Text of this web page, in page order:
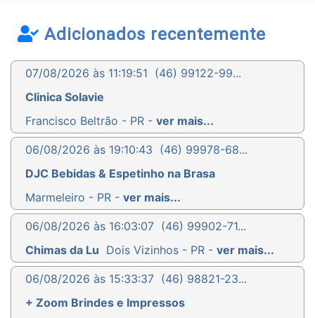
Adicionados recentemente
07/08/2026 às 11:19:51 (46) 99122-99...
Clinica Solavie
Francisco Beltrão - PR - ver mais...
06/08/2026 às 19:10:43 (46) 99978-68...
DJC Bebidas & Espetinho na Brasa
Marmeleiro - PR - ver mais...
06/08/2026 às 16:03:07 (46) 99902-71...
Chimas da Lu Dois Vizinhos - PR - ver mais...
06/08/2026 às 15:33:37 (46) 98821-23...
+ Zoom Brindes e Impressos